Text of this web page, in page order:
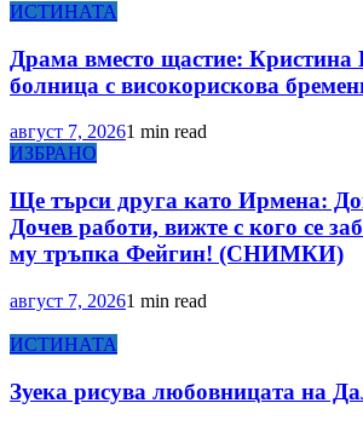
ИСТИНАТА
Драма вместо щастие: Кристина
болница с високорискова
август 7, 20261 min read
ИЗБРАНО
Ще търси друга като Ирмена:
Дочев работи, вижте с кого се
му тръпка Фейгин! (СНИМКИ)
август 7, 20261 min read
ИСТИНАТА
Зуека рисува любовницата на